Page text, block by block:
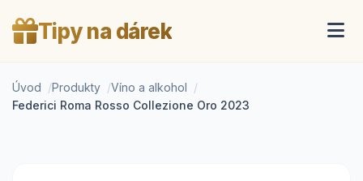
Tipy na dárek
Úvod Produkty
Víno a alkohol
Federici Roma Rosso Collezione Oro 2023